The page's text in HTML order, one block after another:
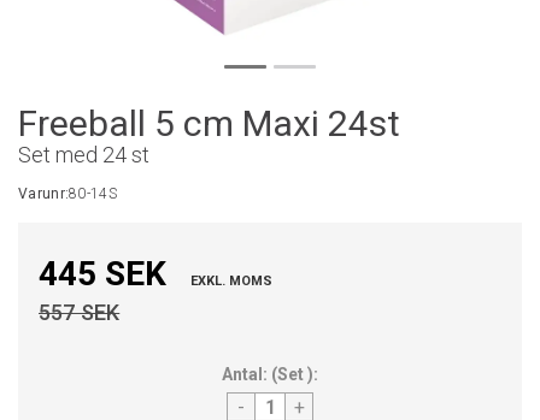
Freeball 5 cm Maxi 24st
Set med 24 st
Varunr:80-14S
445 SEK EXKL. MOMS
557 SEK
Antal: (Set):
- +